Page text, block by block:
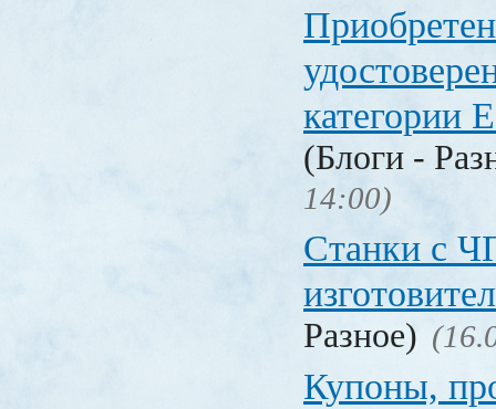
категории
(Блоги -
14:00)
Станки с
Разное)
Купоны,